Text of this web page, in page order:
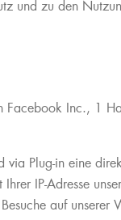
und zu den
Facebook Inc., 1
via Plug-in eine
IP-Adresse
auf unserer